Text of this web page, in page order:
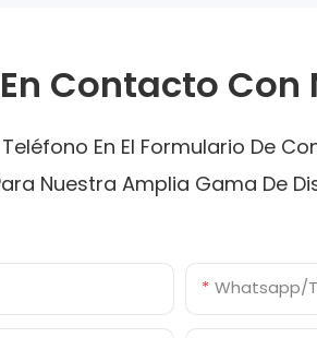
Contacto Con
En El Formulario De
Nuestra Amplia Gama De
Whatsapp/